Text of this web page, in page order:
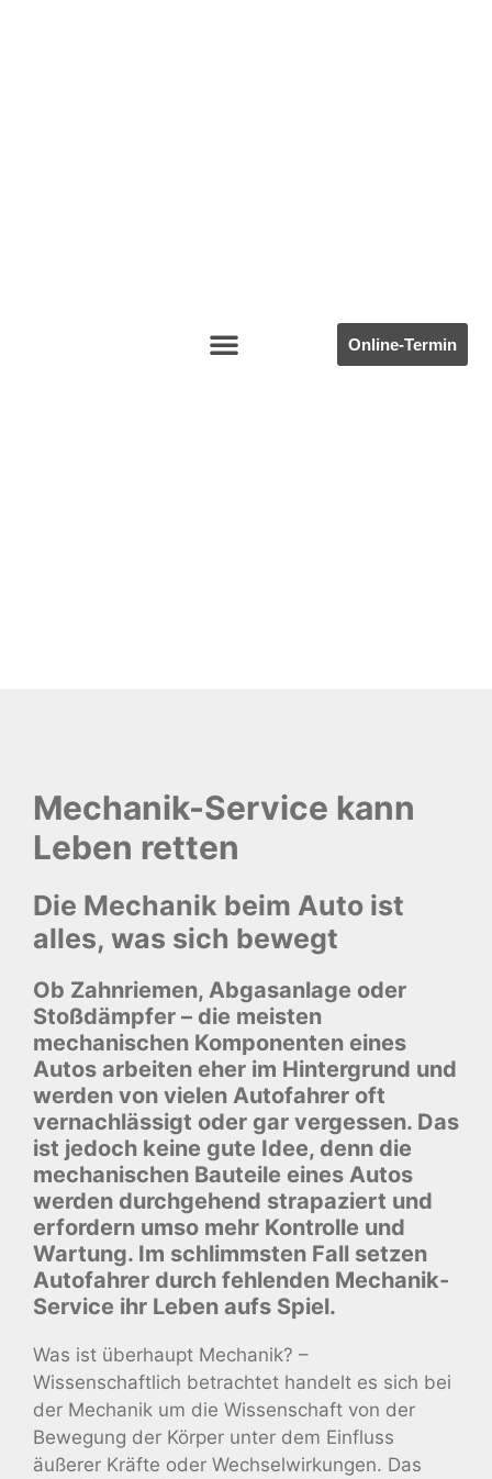
Online-Termin
Mechanik-Service kann
Leben retten
Die Mechanik beim Auto ist
alles, was sich bewegt
Ob Zahnriemen, Abgasanlage oder
Stoßdämpfer – die meisten
mechanischen Komponenten eines
Autos arbeiten eher im Hintergrund und
werden von vielen Autofahrer oft
vernachlässigt oder gar vergessen. Das
ist jedoch keine gute Idee, denn die
mechanischen Bauteile eines Autos
werden durchgehend strapaziert und
erfordern umso mehr Kontrolle und
Wartung. Im schlimmsten Fall setzen
Autofahrer durch fehlenden Mechanik-
Service ihr Leben aufs Spiel.
Was ist überhaupt Mechanik? –
Wissenschaftlich betrachtet handelt es sich bei
der Mechanik um die Wissenschaft von der
Bewegung der Körper unter dem Einfluss
äußerer Kräfte oder Wechselwirkungen. Das